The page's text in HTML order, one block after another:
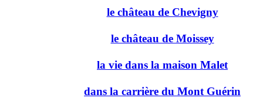
le château de Chevigny
le château de Moissey
la vie dans la maison Malet
dans la carrière du Mont Guérin